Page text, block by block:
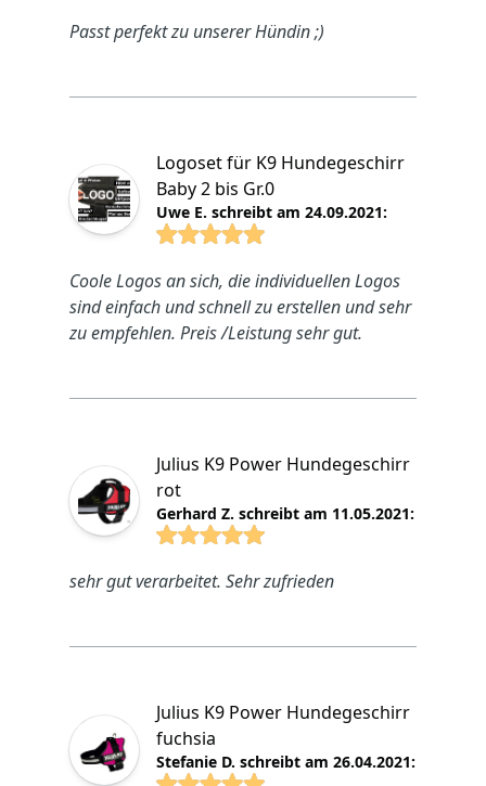
Passt perfekt zu unserer Hündin ;)
Logoset für K9 Hundegeschirr
Baby 2 bis Gr.0
Uwe E. schreibt am 24.09.2021:
Coole Logos an sich, die individuellen Logos
sind einfach und schnell zu erstellen und sehr
zu empfehlen. Preis /Leistung sehr gut.
Julius K9 Power Hundegeschirr
rot
Gerhard Z. schreibt am 11.05.2021:
sehr gut verarbeitet. Sehr zufrieden
Julius K9 Power Hundegeschirr
fuchsia
Stefanie D. schreibt am 26.04.2021: